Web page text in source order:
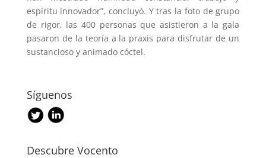
espíritu innovador”, concluyó. Y tras la foto de grupo
de rigor, las 400 personas que asistieron a la gala
pasaron de la teoría a la praxis para disfrutar de un
sustancioso y animado cóctel.
Síguenos
Descubre Vocento